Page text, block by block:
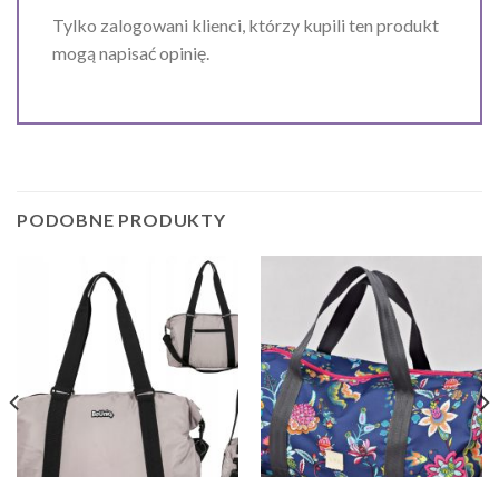
Tylko zalogowani klienci, którzy kupili ten produkt
mogą napisać opinię.
PODOBNE PRODUKTY